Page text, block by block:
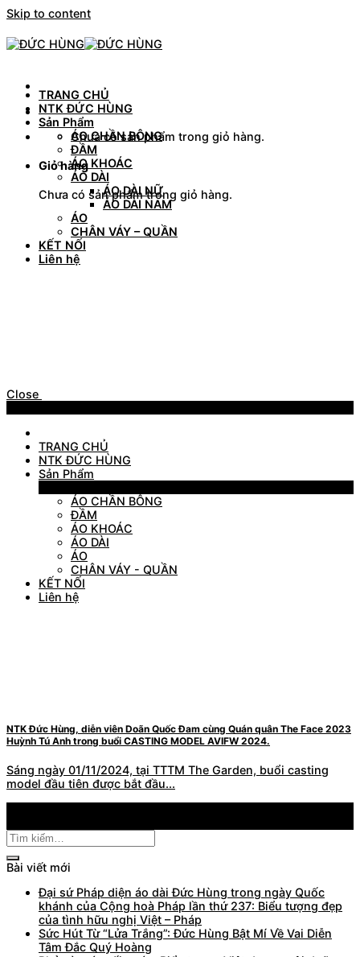
Skip to content
Chưa có sản phẩm trong giỏ hàng.
Giỏ hàng
Chưa có sản phẩm trong giỏ hàng.
TRANG CHỦ
NTK ĐỨC HÙNG
Sản Phẩm
ÁO CHẦN BÔNG
ĐẦM
ÁO KHOÁC
ÁO DÀI
ÁO DÀI NỮ
ÁO DÀI NAM
ÁO
CHÂN VÁY – QUẦN
KẾT NỐI
Liên hệ
Close
TRANG CHỦ
NTK ĐỨC HÙNG
Sản Phẩm
ÁO CHẦN BÔNG
ĐẦM
ÁO KHOÁC
ÁO DÀI
ÁO
CHÂN VÁY - QUẦN
KẾT NỐI
Liên hệ
NTK Đức Hùng, diễn viên Doãn Quốc Đam cùng Quán quân The Face 2023
Huỳnh Tú Anh trong buổi CASTING MODEL AVIFW 2024.
Sáng ngày 01/11/2024, tại TTTM The Garden, buổi casting
model đầu tiên được bắt đầu...
Bài viết mới
Đại sứ Pháp diện áo dài Đức Hùng trong ngày Quốc
khánh của Cộng hoà Pháp lần thứ 237: Biểu tượng đẹp
của tình hữu nghị Việt – Pháp
Sức Hút Từ “Lửa Trắng”: Đức Hùng Bật Mí Về Vai Diễn
Tâm Đắc Quý Hoàng